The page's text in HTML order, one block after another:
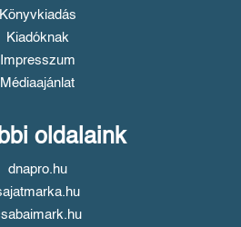
Könyvkiadás
Kiadóknak
Impresszum
Médiaajánlat
oldalaink
dnapro.hu